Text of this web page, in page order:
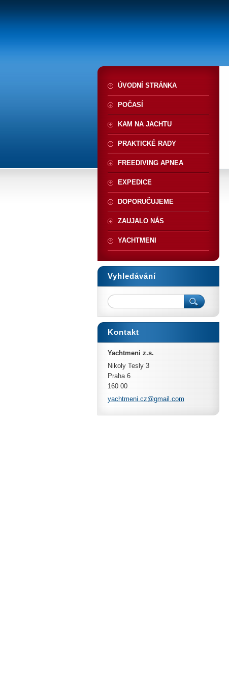
ÚVODNÍ STRÁNKA
POČASÍ
KAM NA JACHTU
PRAKTICKÉ RADY
FREEDIVING APNEA
EXPEDICE
DOPORUČUJEME
ZAUJALO NÁS
YACHTMENI
Vyhledávání
Kontakt
Yachtmeni z.s.
Nikoly Tesly 3
Praha 6
160 00
yachtmeni.cz@gmail.com